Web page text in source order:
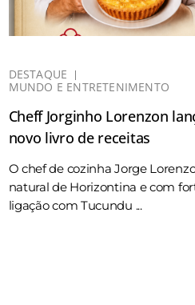
DESTAQUE
MUNDO E ENTRETENIMENTO
Cheff Jorginho Lorenzon
novo livro de receitas
O chef de cozinha Jorge
natural de Horizontina e com
ligação com Tucundu ...